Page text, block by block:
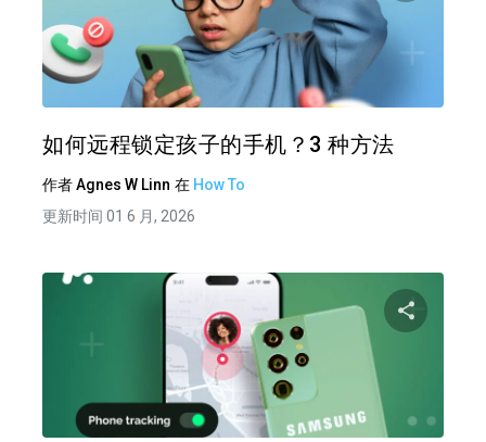
如何远程锁定孩子的手机？3 种方法
作者Agnes W Linn 在 How To
更新时间 01 6 月, 2026